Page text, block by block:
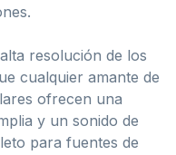
resolución de los
cualquier amante de
ofrecen una
y un sonido de
para fuentes de